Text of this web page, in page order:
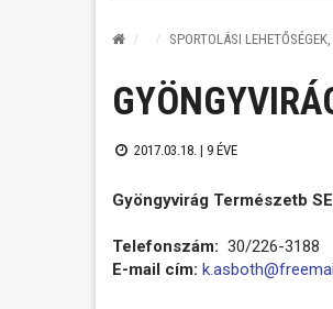
SPORTOLÁSI
2017.03.18. | 9 ÉVE
Gyöngyvirág Természetb SE
Telefonszám: 30/226-3188
E-mail cím: